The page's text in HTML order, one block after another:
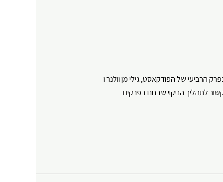
הרביעי של הפודקאסט, גילי מן וולנר ו
לתהליך הניקוי שבחנו בפרקים